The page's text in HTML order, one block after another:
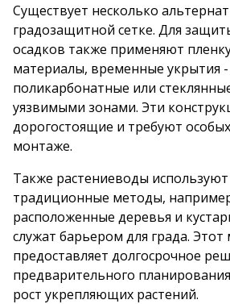
Существует несколько
градозащитной сетке. Для
осадков также применяют
материалы, временные укрытия -
поликарбонатные или
уязвимыми зонами. Эти
дорогостоящие и требуют
монтаже.
Также растениеводы используют
традиционные методы,
расположенные деревья и
служат барьером для града. Этот
предоставляет долгосрочное
предварительного
рост укрепляющих растений.